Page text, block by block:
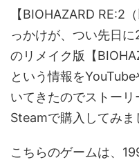
【BIOHAZARD RE:2
っかけが、つい先日
のリメイク版【
という情報を
いてきたのでストー
Steamで購入してみま
こちらのゲームは、